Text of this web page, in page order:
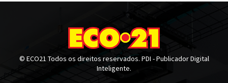
© ECO21 Todos os direitos reservados. PDI - Publicador Digital
Inteligente.